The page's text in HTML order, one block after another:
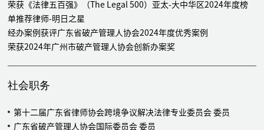
代理广州产业投资资本管理有限公司及旗下基金公司处理多起医
药和医疗器材领域股权转让合同纠纷案件，成功为广州产投全额
收回投资款项
代理广州市卓越里程教育科技有限公司（香港上市公司）处理股
权投资纠纷，成功全额收回投资款项
为某电视台解决其下属企业股权投资及减资退股方案设计提供专
代理广东某国资基金处理新能源领域股权投资合同纠纷案件
代理某知名投资人处理其与中国出版集团下属公司间股权转让纠
荣获《法律五百强》（The Legal 500）亚太-大中华区2024年度榜
单推荐律师-明日之星
经办案例获评广东省破产管理人协会2024年度优秀案例
荣获2024年广州市破产管理人协会创新办案奖
社会职务
第十二届广东省律师协会跨境争议解决法律专业委员会 委员
广东省破产管理人协会国际委员会 委员